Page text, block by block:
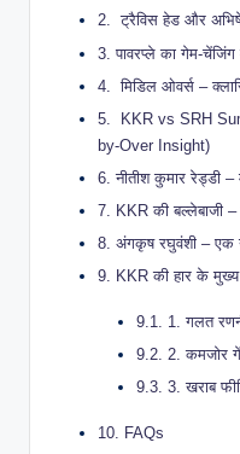
2. ट्रैविस हेड और
3. पावरप्ले का गेम-चेंजिंग
4.
मिडिल ओवर्स –
5.
KKR vs SRH
by-Over Insight)
6. नीतीश कुमार रेड्डी –
7.
KKR की बल्लेबाजी –
8. अंगकृष रघुवंशी – एक
9. KKR की हार के
9.1. 1. गलत
9.2. 2. कमजोर
9.3. 3. खराब
10. FAQs